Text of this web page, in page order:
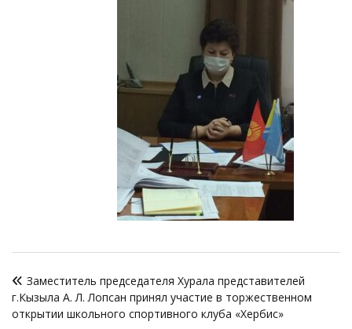
по
записям
Заместитель председателя Хурала представителей
г.Кызыла А. Л. Лопсан принял участие в торжественном
открытии школьного спортивного клуба «Хербис»